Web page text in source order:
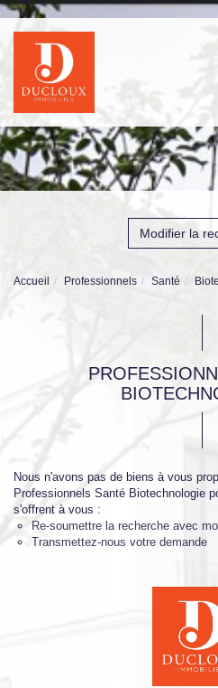
Modifier la
Accueil Professionnels Santé
Nous n'avons pas de biens à vous
Professionnels Santé Biotechnologie
s'offrent à vous :
Re-soumettre la recherche avec
Transmettez-nous votre demande